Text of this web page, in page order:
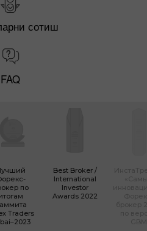
сотиш
FAQ
по
Traders
Best Broker /
International
Investor
Awards 2022